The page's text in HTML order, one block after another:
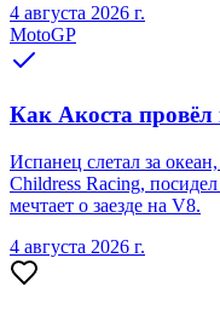
4 августа 2026 г.
MotoGP
Как Акоста
Испанец слетал за
Childress Racing,
мечтает о заезде на V8.
4 августа 2026 г.